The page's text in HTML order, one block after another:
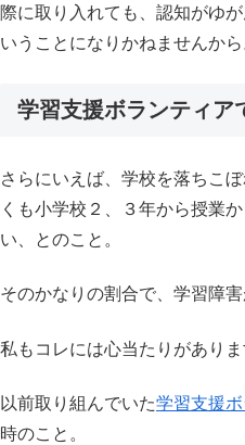
際に取り入れても、認知がゆ
いうことになりかねませんから
学習支援ボランティア
さらにいえば、学校を落ちこ
くも小学校２、３年から授業
い、とのこと。
そのかなりの割合で、学習障
私もコレには心当たりがありま
以前取り組んでいた学習支援
時のこと。